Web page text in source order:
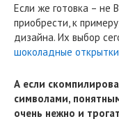
Если же готовка – не
приобрести, к
дизайна. Их выбор
шоколадные открытки
А если
символами,
очень нежно и